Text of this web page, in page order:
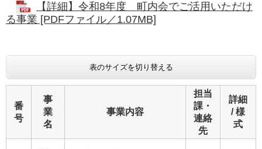
【詳細】令和8年度 町内会でご活用いただけ
る事業 [PDFファイル／1.07MB]
表のサイズを切り替える
番
号
事
業
名
事業内容
担当
課・
連絡
先
詳細
/ 様
式